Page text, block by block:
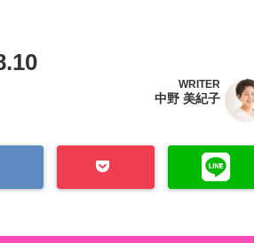
WRITER
中野 美紀子